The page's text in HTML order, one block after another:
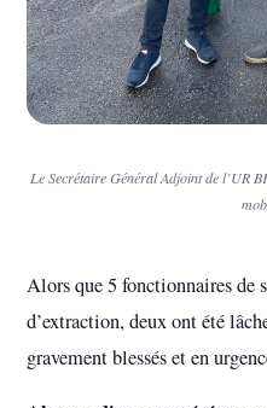
Le Secrétaire Général Adjoint de l’UR
Alors que 5 fonctionnaires de
d’extraction, deux ont été
gravement blessés et en